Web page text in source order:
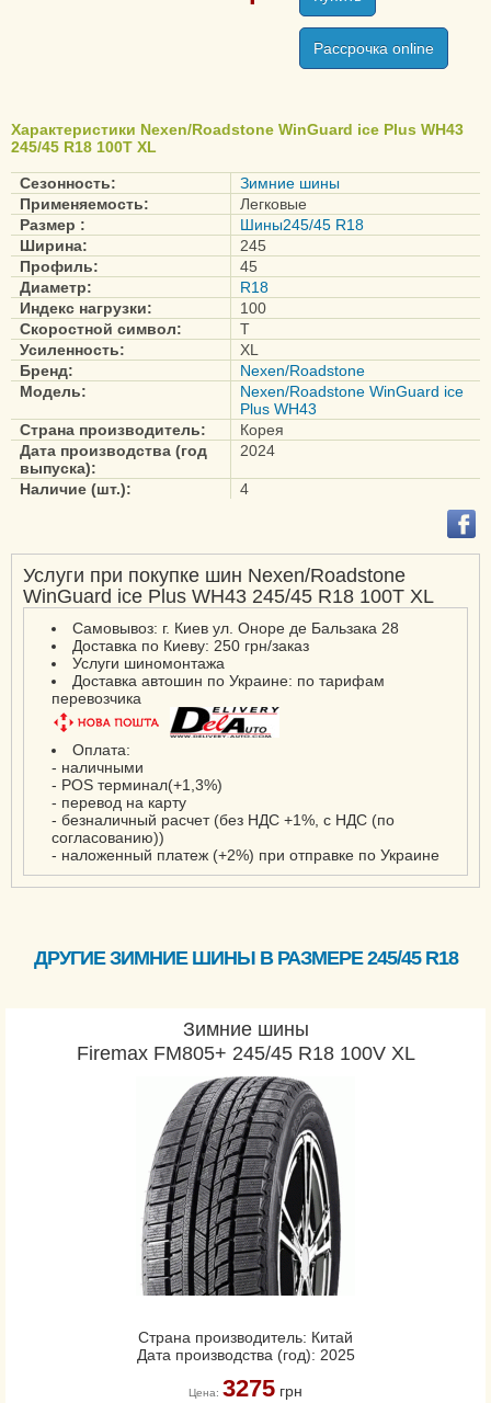
N3000
N7000
N`Fera Sport SUV
Roadian 542
Roadian CT8
Roadian H/P (SUV)
Classe Premiere 321
N’Blue ECO AH 01
Рассрочка online
Характеристики Nexen/Roadstone WinGuard ice Plus WH43
245/45 R18 100T XL
Сезонность:
Зимние шины
Применяемость:
Легковые
Размер :
Шины245/45 R18
Ширина:
245
Профиль:
45
Диаметр:
R18
Индекс нагрузки:
100
Скоростной символ:
T
Усиленность:
XL
Бренд:
Nexen/Roadstone
Модель:
Nexen/Roadstone WinGuard ice
Plus WH43
Страна производитель:
Корея
Дата производства (год
выпуска):
2024
Наличие (шт.): 4
Услуги при покупке шин Nexen/Roadstone
WinGuard ice Plus WH43 245/45 R18 100T XL
Самовывоз: г. Киев ул. Оноре де Бальзака 28
Доставка по Киеву: 250 грн/заказ
Услуги шиномонтажа
Доставка автошин по Украине: по тарифам
перевозчика
Оплата:
- наличными
- POS терминал(+1,3%)
- перевод на карту
- безналичный расчет (без НДС +1%, с НДС (по
согласованию))
- наложенный платеж (+2%) при отправке по Украине
ДРУГИЕ ЗИМНИЕ ШИНЫ В РАЗМЕРЕ 245/45 R18
Зимние шины
Firemax FM805+ 245/45 R18 100V XL
Страна производитель: Китай
Дата производства (год): 2025
Цена: 3275грн